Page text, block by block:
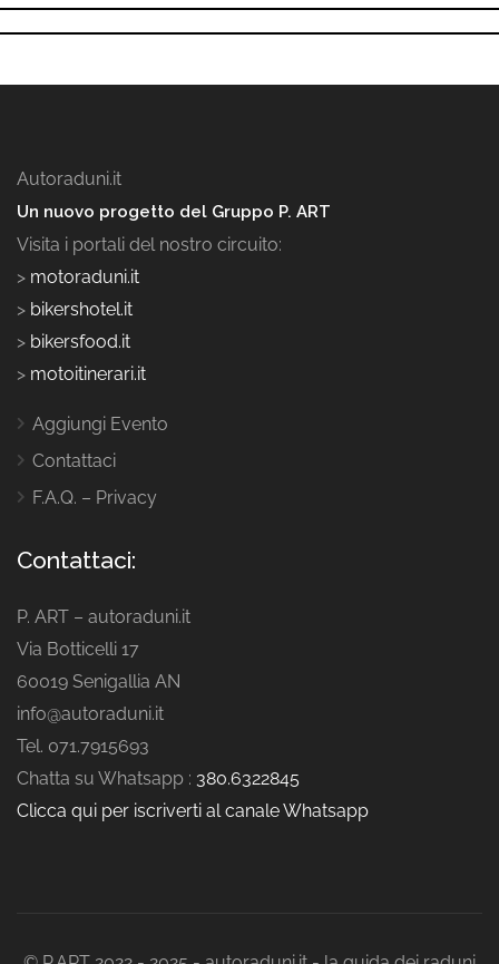
Autoraduni.it
Un nuovo progetto del Gruppo P. ART
Visita i portali del nostro circuito:
> motoraduni.it
> bikershotel.it
> bikersfood.it
> motoitinerari.it
Aggiungi Evento
Contattaci
F.A.Q. – Privacy
Contattaci:
P. ART – autoraduni.it
Via Botticelli 17
60019 Senigallia AN
info@autoraduni.it
Tel. 071.7915693
Chatta su Whatsapp : 380.6322845
Clicca qui per iscriverti al canale Whatsapp